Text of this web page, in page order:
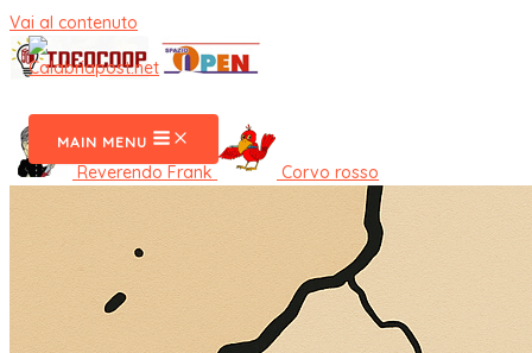
Vai al contenuto
MAIN MENU
Reverendo Frank Corvo rosso